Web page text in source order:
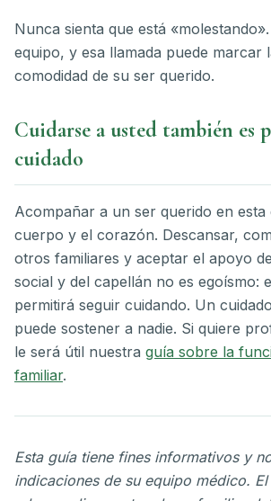
Nunca sienta que está
equipo, y esa llamada puede marcar
comodidad de su ser querido.
Cuidarse a usted también es
cuidado
Acompañar a un ser querido en esta
cuerpo y el corazón. Descansar,
otros familiares y aceptar el apoyo
social y del capellán no es egoísmo:
permitirá seguir cuidando. Un
puede sostener a nadie. Si quiere
le será útil nuestra guía sobre la
familiar.
Esta guía tiene fines informativos y
indicaciones de su equipo médico.